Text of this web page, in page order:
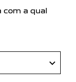
com a qual